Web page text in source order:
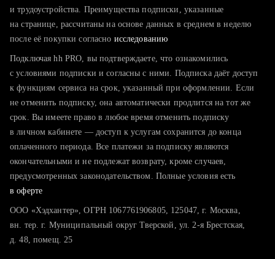
тратите много времени на поиск и вручную поднимаете
хотите сравнить себя с конкурентами и оценить шансы
и трудоустройства. Преимущества подписки, указанные
на странице, рассчитаны на основе данных в среднем в неделю
после её покупки согласно исследованию
Подключая hh PRO, вы подтверждаете, что ознакомились
с условиями подписки и согласны с ними. Подписка даёт доступ
к функциям сервиса на срок, указанный при оформлении. Если
не отменить подписку, она автоматически продлится на тот же
срок. Вы имеете право в любое время отменить подписку
в личном кабинете — доступ к услугам сохранится до конца
оплаченного периода. Все платежи за подписку являются
окончательными и не подлежат возврату, кроме случаев,
предусмотренных законодательством. Полные условия есть
в оферте
ООО «Хэдхантер», ОГРН 1067761906805, 125047, г. Москва,
вн. тер. г. Муниципальный округ Тверской, ул. 2-я Брестская,
д. 48, помещ. 25